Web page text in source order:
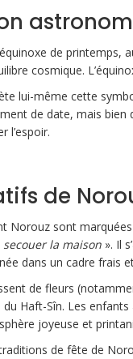
de
cosmique.
lui-même cette
de date, mais
l’espoir.
de
Norouz sont
secouer la maison ». Il
dans un cadre frais
de fleurs
du Haft-Sîn. Les
joyeuse et
de fête de